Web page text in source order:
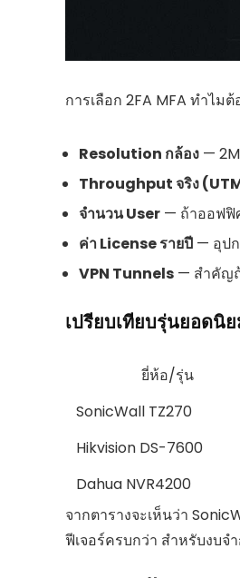
การเลือก 2FA MFA ทำไม
Resolution กล้อง —
Throughput จริง
จำนวน User — ถ้าออฟฟิ
ค่า License รายปี — อุป
VPN Tunnels — สำคัญ
เปรียบเทียบรุ่นยอดนิ
ยี่ห้อ/รุ่น
SonicWall TZ270
Hikvision DS-7600
Dahua NVR4200
จากตารางจะเห็นว่า
ฟีเจอร์ครบกว่า สำหรับงบจ